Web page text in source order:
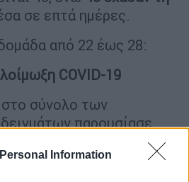
Information
σε επτά ημέρες.
από 22 έως 28:
COVID-19
στο σύνολο των
παρουσίασε
με την προηγούμενη